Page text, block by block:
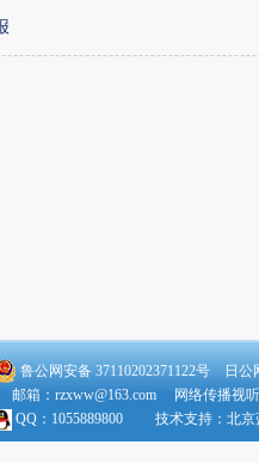
鲁公网安备 37110202371122号日公网
箱：rzxww@163.com 网络传播视听
QQ：1055889800 技术支持： 北京